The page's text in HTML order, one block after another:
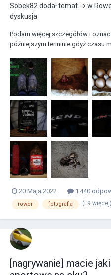
Sobek82 dodał temat → w
dyskusja
Podam więcej szczegółów i
późniejszym terminie gdyż czasu
20 Maja 2022 1 440
rower fotografia (i 9 więcej)
[nagrywanie] macie